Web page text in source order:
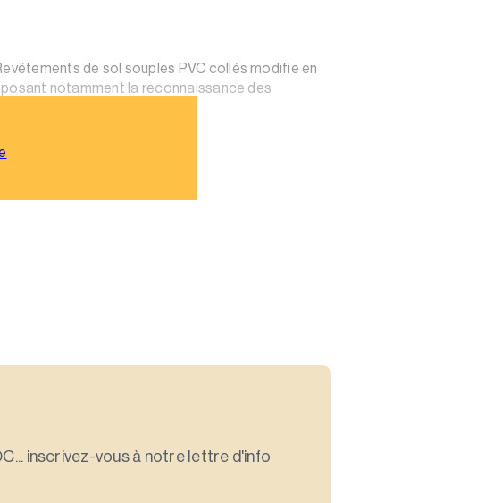
de sol souples PVC collés modifie en
notamment la reconnaissance des
inscrivez-vous à notre lettre d'info